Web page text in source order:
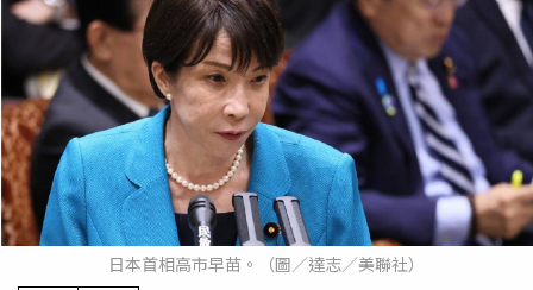
日本首相高市早苗。（圖／達志／美聯社）